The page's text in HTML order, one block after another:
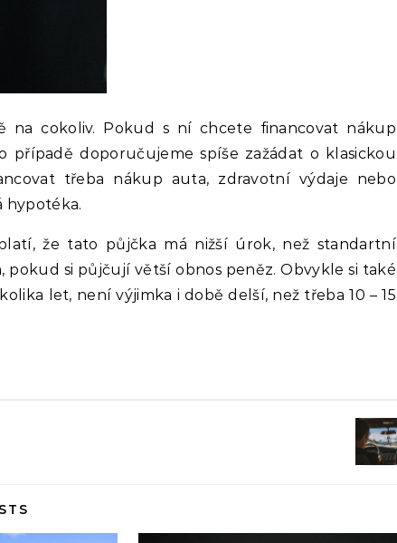
cokoliv. Pokud s ní chcete financovat nákup
doporučujeme spíše zažádat o klasickou
třeba nákup auta, zdravotní výdaje nebo
hypotéka.
že tato půjčka má nižší úrok, než standartní
si půjčují větší obnos peněz. Obvykle si také
let, není výjimka i době delší, než třeba 10 – 15